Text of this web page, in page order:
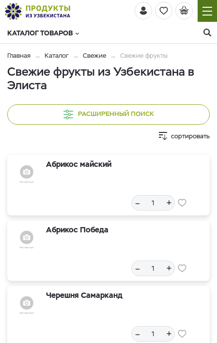
КАТАЛОГ ТОВАРОВ
Главная Каталог Свежие Свежие фрукты
Свежие фрукты из Узбекистана в
Элиста
РАСШИРЕННЫЙ ПОИСК
сортировать
Абрикос майский
– +
Абрикос Победа
– +
Черешня Самарканд
– +